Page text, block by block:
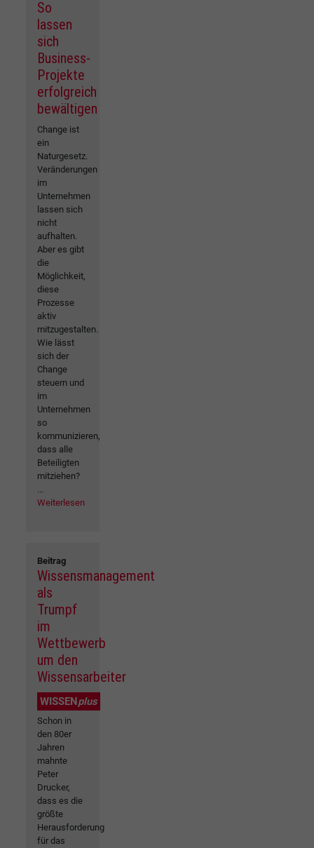
So
lassen
sich
Business-
Projekte
erfolgreich
bewältigen
Change ist
ein
Naturgesetz.
Veränderungen
im
Unternehmen
lassen sich
nicht
aufhalten.
Aber es gibt
die
Möglichkeit,
diese
Prozesse
aktiv
mitzugestalten.
Wie lässt
sich der
Change
steuern und
im
Unternehmen
so
kommunizieren,
dass alle
Beteiligten
mitziehen?
...
Weiterlesen
Beitrag
Wissensmanagement
als
Trumpf
im
Wettbewerb
um den
Wissensarbeiter
WISSEN plus
Schon in
den 80er
Jahren
mahnte
Peter
Drucker,
dass es die
größte
Herausforderung
für das